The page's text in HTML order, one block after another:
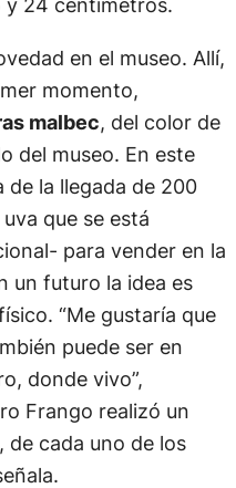
y 24 centímetros.
en el museo. Allí,
momento,
malbec, del color de
del museo. En este
de la llegada de 200
que se está
para vender en la
un futuro la idea es
“Me gustaría que
puede ser en
donde vivo”,
Frango realizó un
cada uno de los